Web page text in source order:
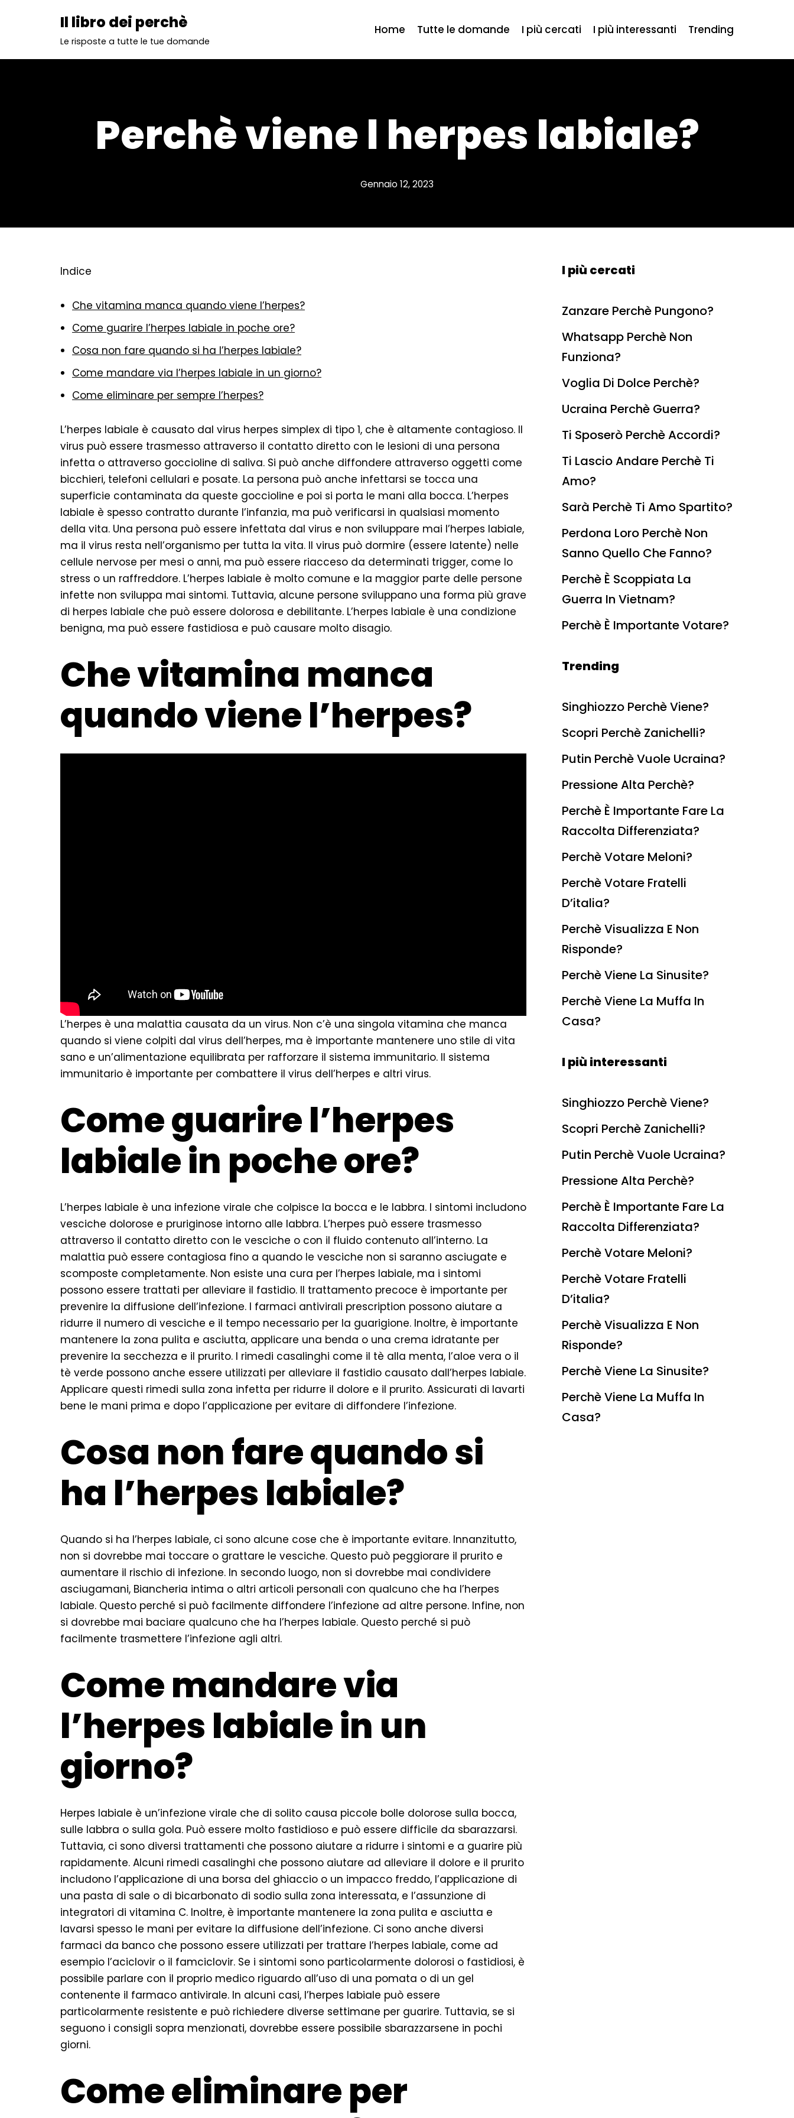
Il libro dei perchè
Le risposte a tutte le tue domande
Home Tutte le domande I più cercati I più interessanti Trending
Perchè viene l herpes labiale?
Gennaio 12, 2023
Indice
Che vitamina manca quando viene l’herpes?
Come guarire l’herpes labiale in poche ore?
Cosa non fare quando si ha l’herpes labiale?
Come mandare via l’herpes labiale in un giorno?
Come eliminare per sempre l’herpes?
L’herpes labiale è causato dal virus herpes simplex di tipo 1, che è altamente contagioso. Il
virus può essere trasmesso attraverso il contatto diretto con le lesioni di una persona
infetta o attraverso goccioline di saliva. Si può anche diffondere attraverso oggetti come
bicchieri, telefoni cellulari e posate. La persona può anche infettarsi se tocca una
superficie contaminata da queste goccioline e poi si porta le mani alla bocca. L’herpes
labiale è spesso contratto durante l’infanzia, ma può verificarsi in qualsiasi momento
della vita. Una persona può essere infettata dal virus e non sviluppare mai l’herpes labiale,
ma il virus resta nell’organismo per tutta la vita. Il virus può dormire (essere latente) nelle
cellule nervose per mesi o anni, ma può essere riacceso da determinati trigger, come lo
stress o un raffreddore. L’herpes labiale è molto comune e la maggior parte delle persone
infette non sviluppa mai sintomi. Tuttavia, alcune persone sviluppano una forma più grave
di herpes labiale che può essere dolorosa e debilitante. L’herpes labiale è una condizione
benigna, ma può essere fastidiosa e può causare molto disagio.
Che vitamina manca
quando viene l’herpes?
L’herpes è una malattia causata da un virus. Non c’è una singola vitamina che manca
quando si viene colpiti dal virus dell’herpes, ma è importante mantenere uno stile di vita
sano e un’alimentazione equilibrata per rafforzare il sistema immunitario. Il sistema
immunitario è importante per combattere il virus dell’herpes e altri virus.
Come guarire l’herpes
labiale in poche ore?
L’herpes labiale è una infezione virale che colpisce la bocca e le labbra. I sintomi includono
vesciche dolorose e pruriginose intorno alle labbra. L’herpes può essere trasmesso
attraverso il contatto diretto con le vesciche o con il fluido contenuto all’interno. La
malattia può essere contagiosa fino a quando le vesciche non si saranno asciugate e
scomposte completamente. Non esiste una cura per l’herpes labiale, ma i sintomi
possono essere trattati per alleviare il fastidio. Il trattamento precoce è importante per
prevenire la diffusione dell’infezione. I farmaci antivirali prescription possono aiutare a
ridurre il numero di vesciche e il tempo necessario per la guarigione. Inoltre, è importante
mantenere la zona pulita e asciutta, applicare una benda o una crema idratante per
prevenire la secchezza e il prurito. I rimedi casalinghi come il tè alla menta, l’aloe vera o il
tè verde possono anche essere utilizzati per alleviare il fastidio causato dall’herpes labiale.
Applicare questi rimedi sulla zona infetta per ridurre il dolore e il prurito. Assicurati di lavarti
bene le mani prima e dopo l’applicazione per evitare di diffondere l’infezione.
Cosa non fare quando si
ha l’herpes labiale?
Quando si ha l’herpes labiale, ci sono alcune cose che è importante evitare. Innanzitutto,
non si dovrebbe mai toccare o grattare le vesciche. Questo può peggiorare il prurito e
aumentare il rischio di infezione. In secondo luogo, non si dovrebbe mai condividere
asciugamani, Biancheria intima o altri articoli personali con qualcuno che ha l’herpes
labiale. Questo perché si può facilmente diffondere l’infezione ad altre persone. Infine, non
si dovrebbe mai baciare qualcuno che ha l’herpes labiale. Questo perché si può
facilmente trasmettere l’infezione agli altri.
Come mandare via
l’herpes labiale in un
giorno?
Herpes labiale è un’infezione virale che di solito causa piccole bolle dolorose sulla bocca,
sulle labbra o sulla gola. Può essere molto fastidioso e può essere difficile da sbarazzarsi.
Tuttavia, ci sono diversi trattamenti che possono aiutare a ridurre i sintomi e a guarire più
rapidamente. Alcuni rimedi casalinghi che possono aiutare ad alleviare il dolore e il prurito
includono l’applicazione di una borsa del ghiaccio o un impacco freddo, l’applicazione di
una pasta di sale o di bicarbonato di sodio sulla zona interessata, e l’assunzione di
integratori di vitamina C. Inoltre, è importante mantenere la zona pulita e asciutta e
lavarsi spesso le mani per evitare la diffusione dell’infezione. Ci sono anche diversi
farmaci da banco che possono essere utilizzati per trattare l’herpes labiale, come ad
esempio l’aciclovir o il famciclovir. Se i sintomi sono particolarmente dolorosi o fastidiosi, è
possibile parlare con il proprio medico riguardo all’uso di una pomata o di un gel
contenente il farmaco antivirale. In alcuni casi, l’herpes labiale può essere
particolarmente resistente e può richiedere diverse settimane per guarire. Tuttavia, se si
seguono i consigli sopra menzionati, dovrebbe essere possibile sbarazzarsene in pochi
giorni.
Come eliminare per
I più cercati
Zanzare Perchè Pungono?
Whatsapp Perchè Non
Funziona?
Voglia Di Dolce Perchè?
Ucraina Perchè Guerra?
Ti Sposerò Perchè Accordi?
Ti Lascio Andare Perchè Ti
Amo?
Sarà Perchè Ti Amo Spartito?
Perdona Loro Perchè Non
Sanno Quello Che Fanno?
Perchè È Scoppiata La
Guerra In Vietnam?
Perchè È Importante Votare?
Trending
Singhiozzo Perchè Viene?
Scopri Perchè Zanichelli?
Putin Perchè Vuole Ucraina?
Pressione Alta Perchè?
Perchè È Importante Fare La
Raccolta Differenziata?
Perchè Votare Meloni?
Perchè Votare Fratelli
D’italia?
Perchè Visualizza E Non
Risponde?
Perchè Viene La Sinusite?
Perchè Viene La Muffa In
Casa?
I più interessanti
Singhiozzo Perchè Viene?
Scopri Perchè Zanichelli?
Putin Perchè Vuole Ucraina?
Pressione Alta Perchè?
Perchè È Importante Fare La
Raccolta Differenziata?
Perchè Votare Meloni?
Perchè Votare Fratelli
D’italia?
Perchè Visualizza E Non
Risponde?
Perchè Viene La Sinusite?
Perchè Viene La Muffa In
Casa?